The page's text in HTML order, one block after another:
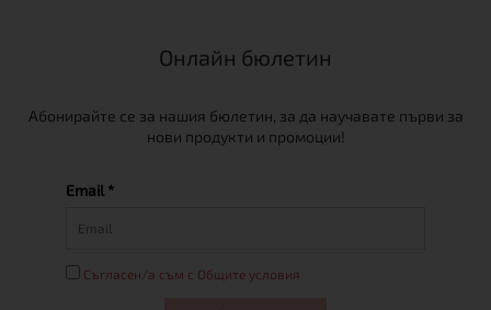
Онлайн бюлетин
Абонирайте се за нашия бюлетин, за да научавате първи за
нови продукти и промоции!
Email *
Съгласен/а съм с Общите условия